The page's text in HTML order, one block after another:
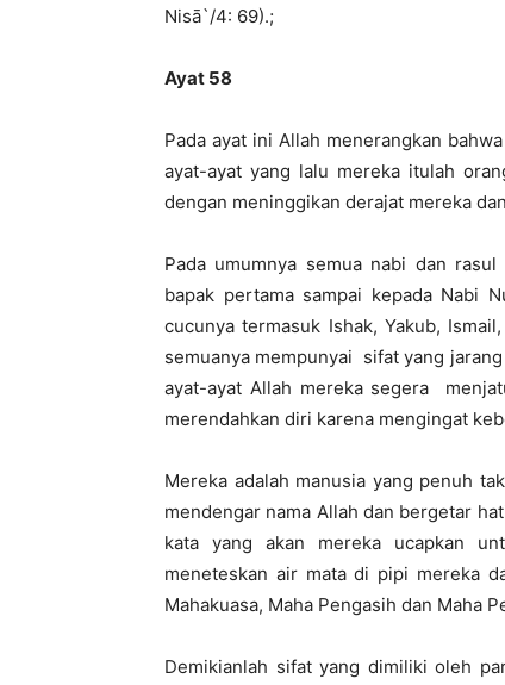
Nisā`/4: 69).;
Ayat 58
Pada ayat ini Allah menerangkan
ayat-ayat yang lalu mereka itulah
dengan meninggikan derajat mereka
Pada umumnya semua nabi dan
bapak pertama sampai kepada Nabi
cucunya termasuk Ishak, Yakub,
semuanya mempunyai sifat yang
ayat-ayat Allah mereka segera
merendahkan diri karena mengingat
Mereka adalah manusia yang penuh
mendengar nama Allah dan bergetar
kata yang akan mereka ucapkan
meneteskan air mata di pipi mereka
Mahakuasa, Maha Pengasih dan Maha
Demikianlah sifat yang dimiliki oleh